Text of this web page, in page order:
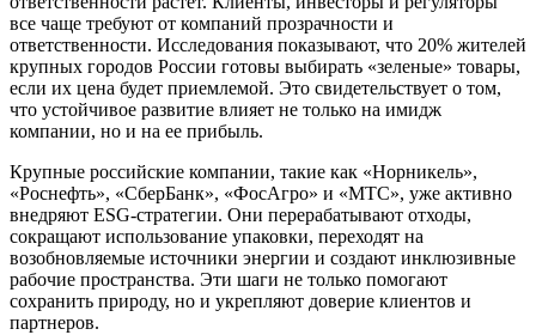
все чаще требуют от компаний прозрачности и
ответственности. Исследования показывают, что 20% жителей
крупных городов России готовы выбирать «зеленые» товары,
если их цена будет приемлемой. Это свидетельствует о том,
что устойчивое развитие влияет не только на имидж
компании, но и на ее прибыль.
Крупные российские компании, такие как «Норникель»,
«Роснефть», «СберБанк», «ФосАгро» и «МТС», уже активно
внедряют ESG-стратегии. Они перерабатывают отходы,
сокращают использование упаковки, переходят на
возобновляемые источники энергии и создают инклюзивные
рабочие пространства. Эти шаги не только помогают
сохранить природу, но и укрепляют доверие клиентов и
партнеров.